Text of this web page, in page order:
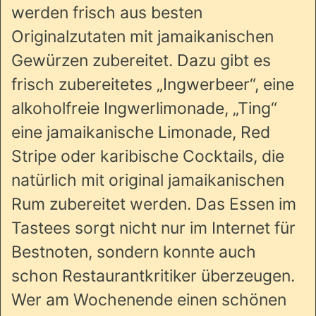
werden frisch aus besten
Originalzutaten mit jamaikanischen
Gewürzen zubereitet. Dazu gibt es
frisch zubereitetes „Ingwerbeer“, eine
alkoholfreie Ingwerlimonade, „Ting“
eine jamaikanische Limonade, Red
Stripe oder karibische Cocktails, die
natürlich mit original jamaikanischen
Rum zubereitet werden. Das Essen im
Tastees sorgt nicht nur im Internet für
Bestnoten, sondern konnte auch
schon Restaurantkritiker überzeugen.
Wer am Wochenende einen schönen